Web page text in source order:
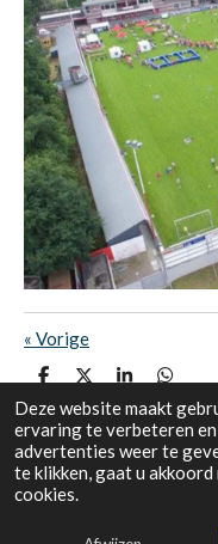
Deze website maakt
ervaring te verbeteren
advertenties weer te
te klikken, gaat u
cookies.
« Vorige
D
l
e
n
D
e
e
S
a
r
e
D
e
l
e
n
KVK
© 2025 - 2026